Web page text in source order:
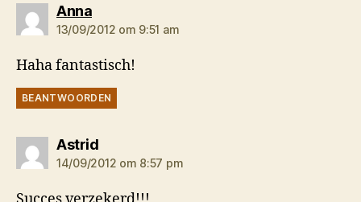
Annazegt:
13/09/2012 om 9:51 am
Haha fantastisch!
BEANTWOORDEN
Astridzegt:
14/09/2012 om 8:57 pm